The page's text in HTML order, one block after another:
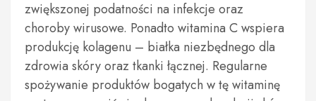
zwiększonej podatności na infekcje oraz
choroby wirusowe. Ponadto witamina C wspiera
produkcję kolagenu – białka niezbędnego dla
zdrowia skóry oraz tkanki łącznej. Regularne
spożywanie produktów bogatych w tę witaminę